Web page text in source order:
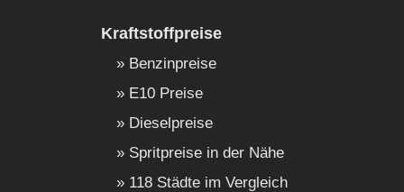
Kraftstoffpreise
Benzinpreise
E10 Preise
Dieselpreise
Spritpreise in der Nähe
118 Städte im Vergleich